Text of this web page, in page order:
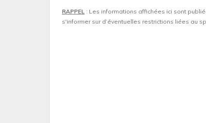
RAPPEL : Les informations affichées ici sont
s'informer sur d’éventuelles restrictions liées au